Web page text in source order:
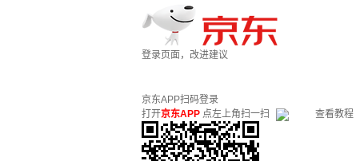
登录页面，改进建议
京东APP扫码登录
打开京东APP 点左上角扫一扫 查看教程